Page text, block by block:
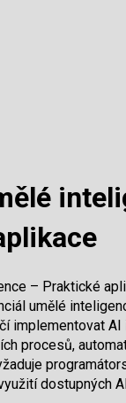
– Praktické
umělé
implementovat AI
procesů,
dostupných